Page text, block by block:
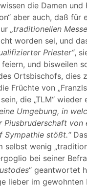
die Damen und
aber auch, daß für
„traditionellen
worden sei, und
Priester“,
feiern, und bisweilen
Ortsbischofs, dies
Früchte von
die „TLM“ wieder
Umgebung, in
Piusbruderschaft von
Sympathie stößt.“
selbst wenig
bei seiner
“ geantwortet
lieber im gewohnten